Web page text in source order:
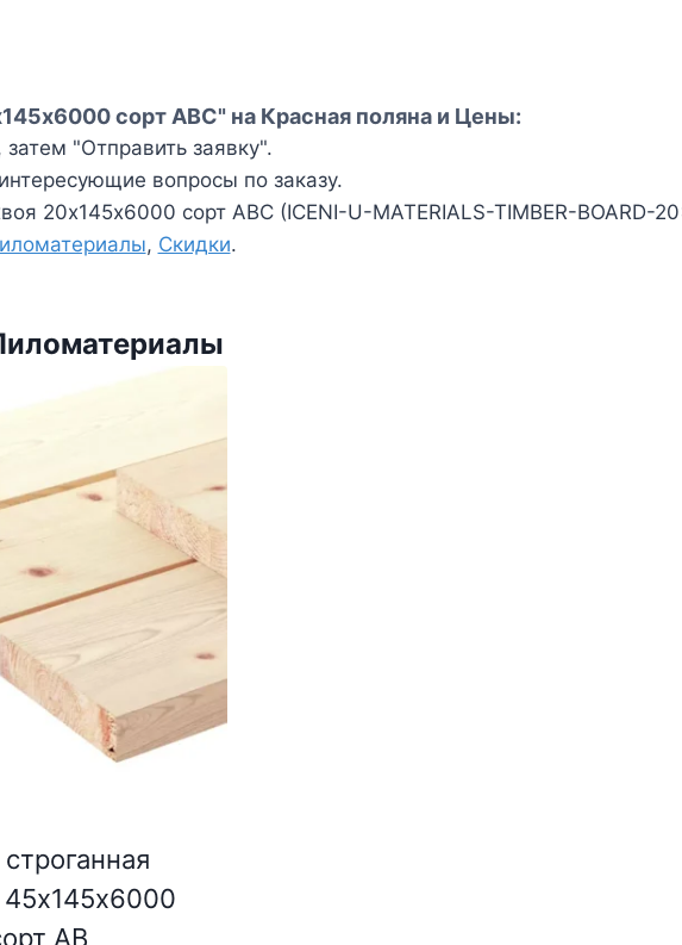
сорт АВС" на Красная поляна и Цены:
"Отправить заявку".
вопросы по заказу.
20х145х6000 сорт АВС (ICENI-U-MATERIALS-TIMBER-BOARD-
, Скидки.
АВ